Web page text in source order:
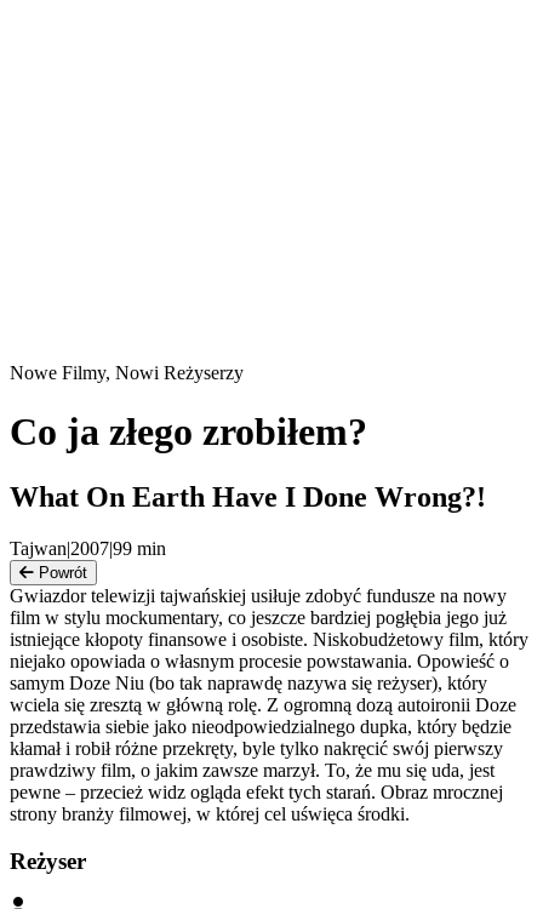
Nowe Filmy, Nowi Reżyserzy
Co ja złego zrobiłem?
What On Earth Have I Done Wrong?!
Tajwan|2007|99 min
Powrót
Gwiazdor telewizji tajwańskiej usiłuje zdobyć fundusze na nowy
film w stylu mockumentary, co jeszcze bardziej pogłębia jego już
istniejące kłopoty finansowe i osobiste. Niskobudżetowy film, który
niejako opowiada o własnym procesie powstawania. Opowieść o
samym Doze Niu (bo tak naprawdę nazywa się reżyser), który
wciela się zresztą w główną rolę. Z ogromną dozą autoironii Doze
przedstawia siebie jako nieodpowiedzialnego dupka, który będzie
kłamał i robił różne przekręty, byle tylko nakręcić swój pierwszy
prawdziwy film, o jakim zawsze marzył. To, że mu się uda, jest
pewne – przecież widz ogląda efekt tych starań. Obraz mrocznej
strony branży filmowej, w której cel uświęca środki.
Reżyser